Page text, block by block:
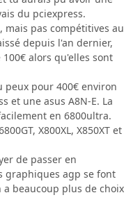
du pciexpress.
mais pas compétitives au
depuis l'an dernier,
alors qu'elles sont
peux pour 400€ environ
et une asus A8N-E. La
en 6800ultra.
X800XL, X850XT et
de passer en
graphiques agp se font
beaucoup plus de choix